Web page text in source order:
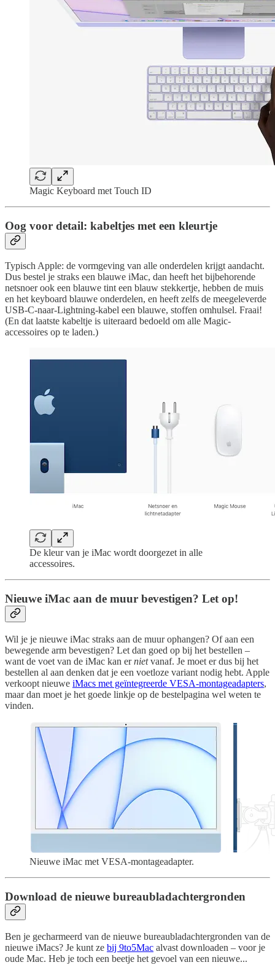
Magic Keyboard met Touch ID
Oog voor detail: kabeltjes met een kleurtje
Typisch Apple: de vormgeving van alle onderdelen krijgt aandacht.
Dus bestel je straks een blauwe iMac, dan heeft het bijbehorende
netsnoer ook een blauwe tint een blauw stekkertje, hebben de muis
en het keyboard blauwe onderdelen, en heeft zelfs de meegeleverde
USB-C-naar-Lightning-kabel een blauwe, stoffen omhulsel. Fraai!
(En dat laatste kabeltje is uiteraard bedoeld om alle Magic-
accessoires op te laden.)
De kleur van je iMac wordt doorgezet in alle
accessoires.
Nieuwe iMac aan de muur bevestigen? Let op!
Wil je je nieuwe iMac straks aan de muur ophangen? Of aan een
bewegende arm bevestigen? Let dan goed op bij het bestellen –
want de voet van de iMac kan ernietvanaf. Je moet er dus bij het
bestellen al aan denken dat je een voetloze variant nodig hebt. Apple
verkoopt nieuwe iMacs met geïntegreerde VESA-montageadapters,
maar dan moet je het goede linkje op de bestelpagina wel weten te
vinden.
Nieuwe iMac met VESA-montageadapter.
Download de nieuwe bureaubladachtergronden
Ben je gecharmeerd van de nieuwe bureaubladachtergronden van de
nieuwe iMacs? Je kunt ze bij 9to5Mac alvast downloaden – voor je
oude Mac. Heb je toch een beetje het gevoel van een nieuwe...